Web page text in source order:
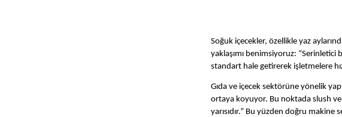
Soğuk içecekler, özellikle yaz
yaklaşımı benimsiyoruz:
standart hale getirerek işletmelere
Gıda ve içecek sektörüne yönelik
ortaya koyuyor. Bu noktada slush ve
yarısıdır.” Bu yüzden doğru